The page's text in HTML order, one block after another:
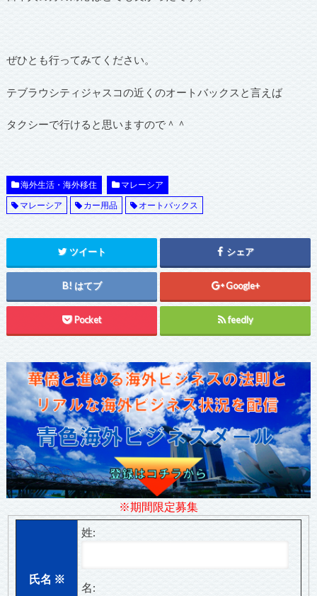
ぜひとも行ってみてください。
テブラウシティジャスコの近くのオートバックスと言えば
タクシーで行けると思いますので＾＾
海外生活・海外移住
マレーシア
マレーシア
カー用品 オートバックス
ツイート シェア
はてブ Google+
Pocket feedly
※期間限定募集
氏名 ※
姓:
名: